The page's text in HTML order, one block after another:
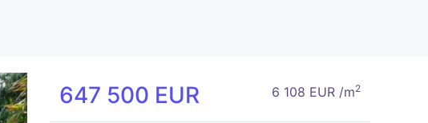
647 500 EUR 6 108 EUR /m2